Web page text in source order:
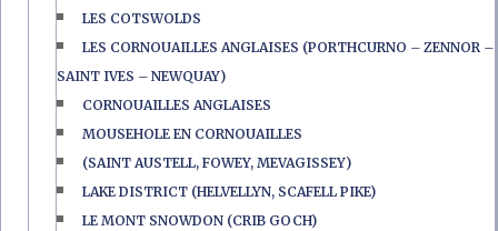
LES COTSWOLDS
LES CORNOUAILLES ANGLAISES (PORTHCURNO – ZENNOR –
SAINT IVES – NEWQUAY)
CORNOUAILLES ANGLAISES
MOUSEHOLE EN CORNOUAILLES
(SAINT AUSTELL, FOWEY, MEVAGISSEY)
LAKE DISTRICT (HELVELLYN, SCAFELL PIKE)
LE MONT SNOWDON (CRIB GOCH)